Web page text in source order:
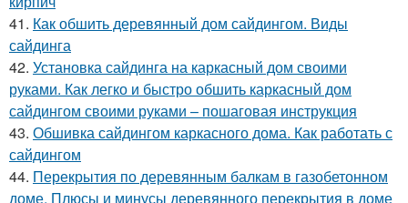
41. Как обшить деревянный дом сайдингом. Виды
сайдинга
42. Установка сайдинга на каркасный дом своими
руками. Как легко и быстро обшить каркасный дом
сайдингом своими руками – пошаговая инструкция
43. Обшивка сайдингом каркасного дома. Как работать с
сайдингом
44. Перекрытия по деревянным балкам в газобетонном
доме. Плюсы и минусы деревянного перекрытия в доме